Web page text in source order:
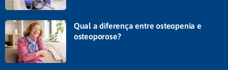
Qual a diferença entre osteopenia e
osteoporose?